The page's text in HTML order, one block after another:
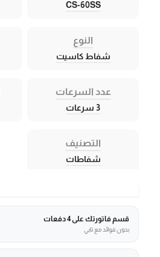
CS-60SS
النوع
شفاط كاسيت
عدد السرعات
3 سرعات
التصنيف
شفاطات
قسم فاتورتك على 4 دفعات
بدون فوائد مع تابي